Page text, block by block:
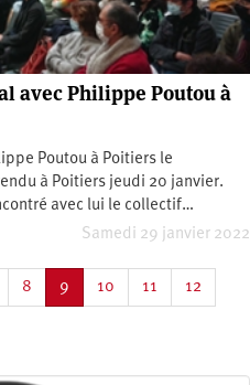
avec Philippe Poutou à
Poutou à Poitiers le
à Poitiers jeudi 20 janvier.
avec lui le collectif…
Samedi 29 janvier 2022
Page
8
Page
courante
9 Page
10 Page
11 Page
12